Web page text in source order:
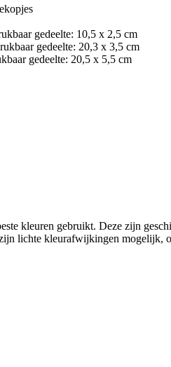
gedeelte: 10,5 x 2,5 cm
gedeelte: 20,3 x 3,5 cm
gedeelte: 20,5 x 5,5 cm
kleuren gebruikt. Deze zijn
lichte kleurafwijkingen mogelijk,